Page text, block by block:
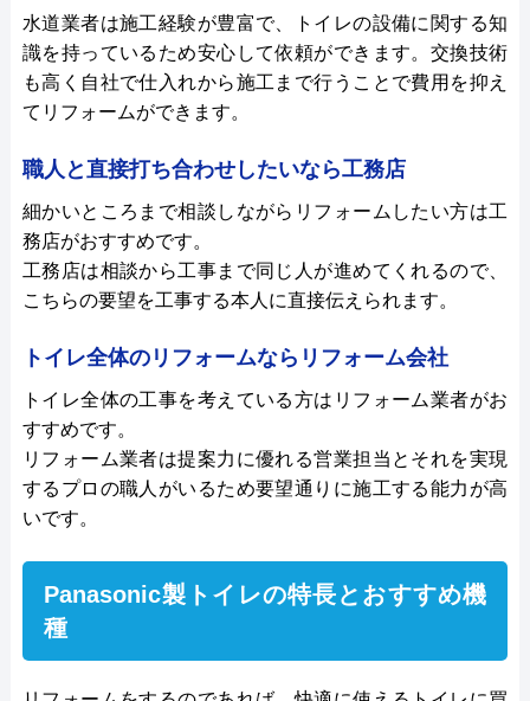
水道業者は施工経験が豊富で、トイレの設備に関する知
識を持っているため安心して依頼ができます。交換技術
も高く自社で仕入れから施工まで行うことで費用を抑え
てリフォームができます。
職人と直接打ち合わせしたいなら工務店
細かいところまで相談しながらリフォームしたい方は工
務店がおすすめです。
工務店は相談から工事まで同じ人が進めてくれるので、
こちらの要望を工事する本人に直接伝えられます。
トイレ全体のリフォームならリフォーム会社
トイレ全体の工事を考えている方はリフォーム業者がお
すすめです。
リフォーム業者は提案力に優れる営業担当とそれを実現
するプロの職人がいるため要望通りに施工する能力が高
いです。
Panasonic製トイレの特長とおすすめ機
種